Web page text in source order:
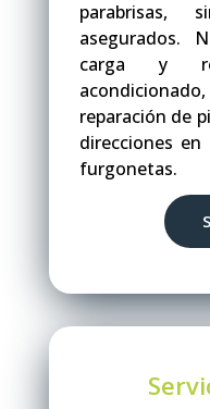
asegurados.
carga y
reparación de
direcciones
furgonetas.